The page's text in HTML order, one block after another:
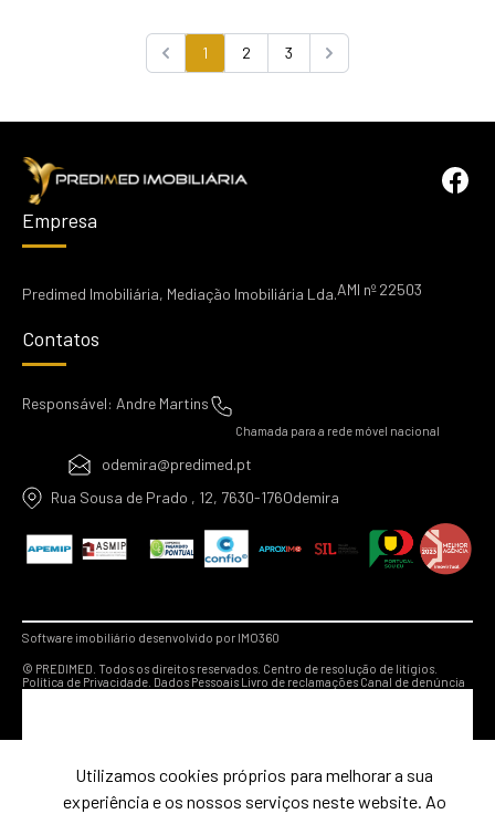
Previous
1 2 3
Next
Empresa
Predimed Imobiliária, Mediação Imobiliária Lda.AMI nº 22503
Contatos
Responsável: Andre Martins
Chamada para a rede móvel nacional
odemira@predimed.pt
Rua Sousa de Prado , 12, 7630-176Odemira
Software imobiliário desenvolvido por IMO360
© PREDIMED. Todos os direitos reservados. Centro de resolução de litígios.
Política de Privacidade. Dados PessoaisLivro de reclamações Canal de denúncia
Utilizamos cookies próprios para melhorar a sua
experiência e os nossos serviços neste website. Ao